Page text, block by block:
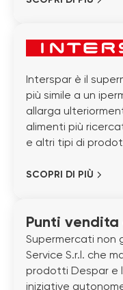
Interspar è il
più simile a un
allarga
alimenti più
e altri tipi di
SCOPRI DI PIÙ
Punti
Supermercati non
Service S.r.l. che
prodotti Despar e
iniziative